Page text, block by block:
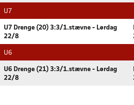
U7
U7 Drenge (20) 3:3/1.stævne - Lørdag
22/8
U6
U6 Drenge (21) 3:3/1.stævne - Lørdag
22/8